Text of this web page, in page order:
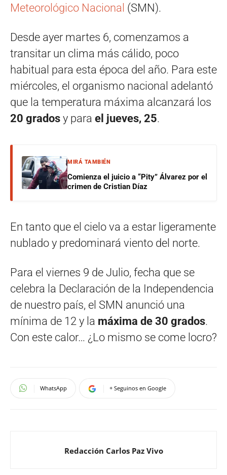
Meteorológico Nacional (SMN).
Desde ayer martes 6, comenzamos a
transitar un clima más cálido, poco
habitual para esta época del año. Para este
miércoles, el organismo nacional adelantó
que la temperatura máxima alcanzará los
20 grados y para el jueves, 25.
MIRÁ TAMBIÉN
Comienza el juicio a “Pity” Álvarez por el
crimen de Cristian Díaz
En tanto que el cielo va a estar ligeramente
nublado y predominará viento del norte.
Para el viernes 9 de Julio, fecha que se
celebra la Declaración de la Independencia
de nuestro país, el SMN anunció una
mínima de 12 y la máxima de 30 grados.
Con este calor… ¿Lo mismo se come locro?
WhatsApp + Seguinos en Google
Redacción Carlos Paz Vivo